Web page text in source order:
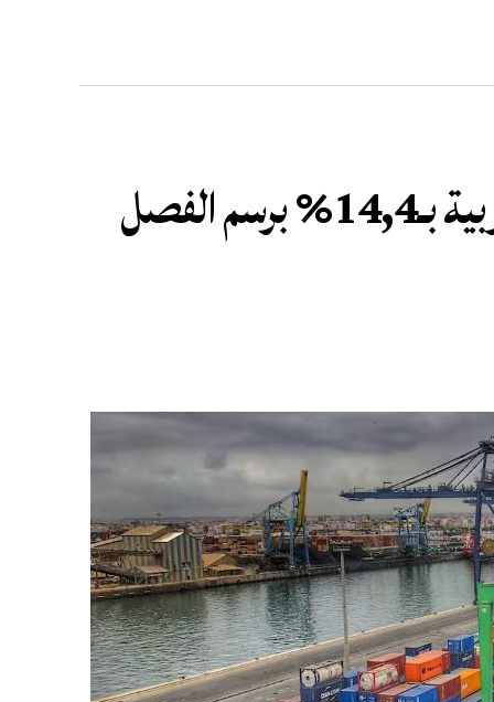
ارتفاع الرواج المينائي بالموانئ المغربية بـ14,4% برسم الفصل